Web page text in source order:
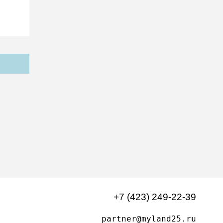
+7 (423) 249-22-39
partner@myland25.ru